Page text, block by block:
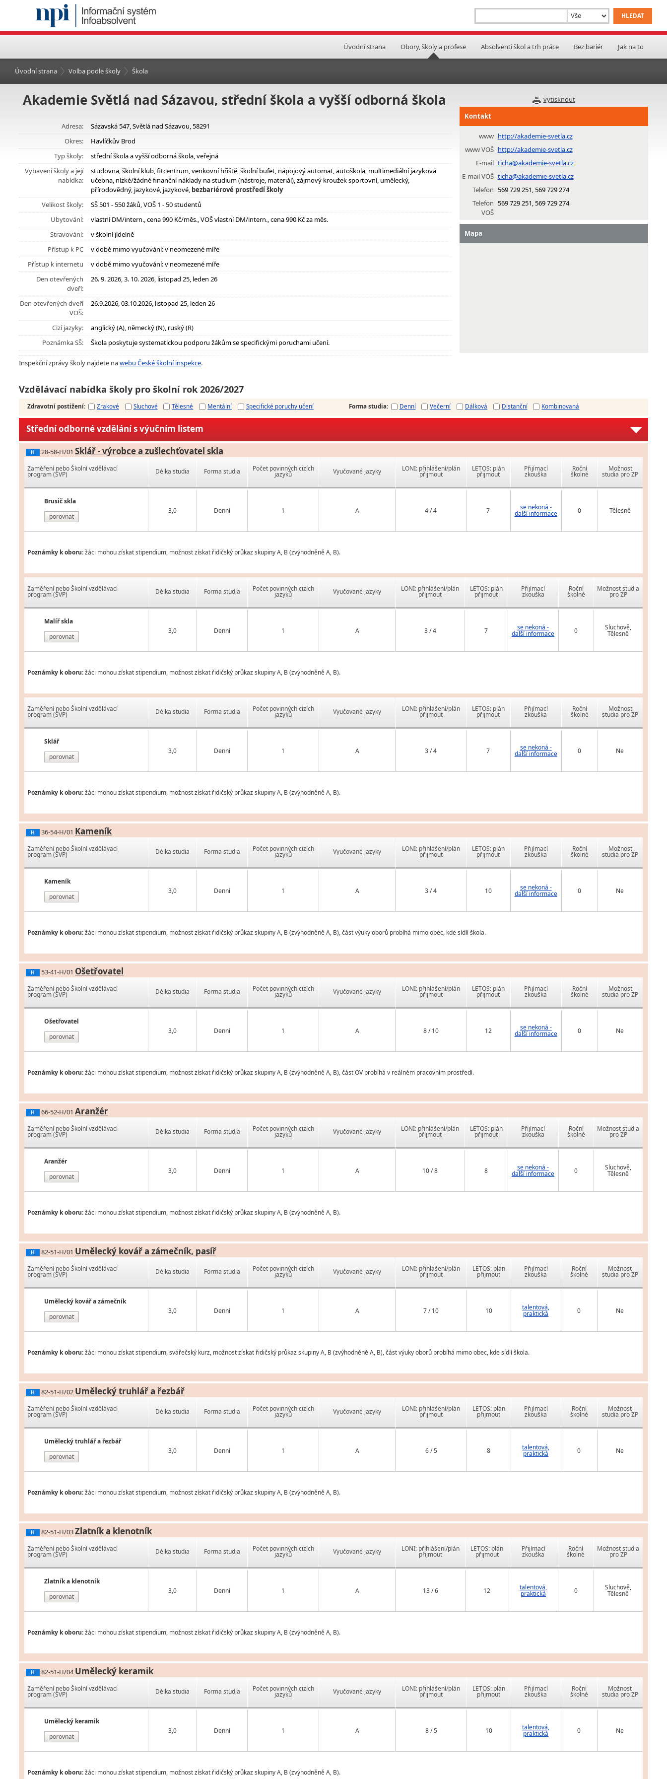
Úvodní strana Obory, školy a profese Absolventi škol a trh práce Bez bariér Jak na to
Úvodní strana Volba podle školy Škola
vytisknout
Akademie Světlá nad Sázavou, střední škola a vyšší odborná škola
Adresa:
Sázavská 547, Světlá nad Sázavou, 58291
Okres:
Havlíčkův Brod
Typ školy:
střední škola a vyšší odborná škola, veřejná
Vybavení školy a její
nabídka:
studovna, školní klub, fitcentrum, venkovní hřiště, školní bufet, nápojový automat, autoškola, multimediální jazyková
učebna, nízké/žádné finanční náklady na studium (nástroje, materiál), zájmový kroužek sportovní, umělecký,
přírodovědný, jazykové, jazykové, bezbariérové prostředí školy
Velikost školy:
SŠ 501 - 550 žáků, VOŠ 1 - 50 studentů
Ubytování:
vlastní DM/intern., cena 990 Kč/měs., VOŠ vlastní DM/intern., cena 990 Kč za měs.
Stravování:
v školní jídelně
Přístup k PC
v době mimo vyučování: v neomezené míře
Přístup k internetu
v době mimo vyučování: v neomezené míře
Den otevřených
dveří:
26. 9. 2026, 3. 10. 2026, listopad 25, leden 26
Den otevřených dveří
VOŠ:
26.9.2026, 03.10.2026, listopad 25, leden 26
Cizí jazyky:
anglický (A), německý (N), ruský (R)
Poznámka SŠ:
Škola poskytuje systematickou podporu žákům se specifickými poruchami učení.
Inspekční zprávy školy najdete nawebu České školní inspekce.
Kontakt
www http://akademie-svetla.cz
www VOŠ http://akademie-svetla.cz
E-mail ticha@akademie-svetla.cz
E-mail VOŠ ticha@akademie-svetla.cz
Telefon 569 729 251, 569 729 274
Telefon
VOŠ
569 729 251, 569 729 274
Mapa
Vzdělávací nabídka školy pro školní rok 2026/2027
Zdravotní postižení: Zrakové Sluchové Tělesné Mentální Specifické poruchy učení Forma studia: Denní Večerní Dálková Distanční Kombinovaná
Střední odborné vzdělání s výučním listem
H 28-58-H/01 Sklář - výrobce a zušlechťovatel skla
Zaměření nebo Školní vzdělávací
program (ŠVP)
Brusič skla
porovnat
Délka studia Forma studia Počet povinných cizích
jazyků Vyučované jazyky
3,0 Denní 1 A
LONI: přihlášení/plán
přijmout
LETOS: plán
přijmout
Přijímací
zkouška
Roční
školné
Možnost
studia pro ZP
4 / 4 7 se nekoná -
další informace 0 Tělesně
Poznámky k oboru:žáci mohou získat stipendium, možnost získat řidičský průkaz skupiny A, B (zvýhodněně A, B).
Zaměření nebo Školní vzdělávací
program (ŠVP)
Malíř skla
porovnat
Délka studia Forma studia Počet povinných cizích
jazyků Vyučované jazyky
3,0 Denní 1 A
LONI: přihlášení/plán
přijmout
LETOS: plán
přijmout
Přijímací
zkouška
Roční
školné
Možnost studia
pro ZP
3 / 4 7 se nekoná -
další informace 0 Sluchově,
Tělesně
Poznámky k oboru:žáci mohou získat stipendium, možnost získat řidičský průkaz skupiny A, B (zvýhodněně A, B).
Zaměření nebo Školní vzdělávací
program (ŠVP)
Sklář
porovnat
Délka studia Forma studia Počet povinných cizích
jazyků Vyučované jazyky
3,0 Denní 1 A
LONI: přihlášení/plán
přijmout
LETOS: plán
přijmout
Přijímací
zkouška
Roční
školné
Možnost
studia pro ZP
3 / 4 7 se nekoná -
další informace 0 Ne
Poznámky k oboru:žáci mohou získat stipendium, možnost získat řidičský průkaz skupiny A, B (zvýhodněně A, B).
H 36-54-H/01 Kameník
Zaměření nebo Školní vzdělávací
program (ŠVP)
Kameník
porovnat
Délka studia Forma studia Počet povinných cizích
jazyků Vyučované jazyky
3,0 Denní 1 A
LONI: přihlášení/plán
přijmout
LETOS: plán
přijmout
Přijímací
zkouška
Roční
školné
Možnost
studia pro ZP
3 / 4 10 se nekoná -
další informace 0 Ne
Poznámky k oboru:žáci mohou získat stipendium, možnost získat řidičský průkaz skupiny A, B (zvýhodněně A, B), část výuky oborů probíhá mimo obec, kde sídlí škola.
H 53-41-H/01 Ošetřovatel
Zaměření nebo Školní vzdělávací
program (ŠVP)
Ošetřovatel
porovnat
Délka studia Forma studia Počet povinných cizích
jazyků Vyučované jazyky
3,0 Denní 1 A
LONI: přihlášení/plán
přijmout
LETOS: plán
přijmout
Přijímací
zkouška
Roční
školné
Možnost
studia pro ZP
8 / 10 12 se nekoná -
další informace 0 Ne
Poznámky k oboru:žáci mohou získat stipendium, možnost získat řidičský průkaz skupiny A, B (zvýhodněně A, B), část OV probíhá v reálném pracovním prostředí.
H 66-52-H/01 Aranžér
Zaměření nebo Školní vzdělávací
program (ŠVP)
Aranžér
porovnat
Délka studia Forma studia Počet povinných cizích
jazyků Vyučované jazyky
3,0 Denní 1 A
LONI: přihlášení/plán
přijmout
LETOS: plán
přijmout
Přijímací
zkouška
Roční
školné
Možnost studia
pro ZP
10 / 8 8 se nekoná -
další informace 0 Sluchově,
Tělesně
Poznámky k oboru:žáci mohou získat stipendium, možnost získat řidičský průkaz skupiny A, B (zvýhodněně A, B).
H 82-51-H/01 Umělecký kovář a zámečník, pasíř
Zaměření nebo Školní vzdělávací
program (ŠVP)
Umělecký kovář a zámečník
porovnat
Délka studia Forma studia Počet povinných cizích
jazyků Vyučované jazyky
3,0 Denní 1 A
LONI: přihlášení/plán
přijmout
LETOS: plán
přijmout
Přijímací
zkouška
Roční
školné
Možnost
studia pro ZP
7 / 10 10 talentová,
praktická 0 Ne
Poznámky k oboru:žáci mohou získat stipendium, svářečský kurz, možnost získat řidičský průkaz skupiny A, B (zvýhodněně A, B), část výuky oborů probíhá mimo obec, kde sídlí škola.
H 82-51-H/02 Umělecký truhlář a řezbář
Zaměření nebo Školní vzdělávací
program (ŠVP)
Umělecký truhlář a řezbář
porovnat
Délka studia Forma studia Počet povinných cizích
jazyků Vyučované jazyky
3,0 Denní 1 A
LONI: přihlášení/plán
přijmout
LETOS: plán
přijmout
Přijímací
zkouška
Roční
školné
Možnost
studia pro ZP
6 / 5 8 talentová,
praktická 0 Ne
Poznámky k oboru:žáci mohou získat stipendium, možnost získat řidičský průkaz skupiny A, B (zvýhodněně A, B).
H 82-51-H/03Zlatník a klenotník
Zaměření nebo Školní vzdělávací
program (ŠVP)
Zlatník a klenotník
porovnat
Délka studia Forma studia Počet povinných cizích
jazyků Vyučované jazyky
3,0 Denní 1 A
LONI: přihlášení/plán
přijmout
LETOS: plán
přijmout
Přijímací
zkouška
Roční
školné
Možnost studia
pro ZP
13 / 6 12 talentová,
praktická 0 Sluchově,
Tělesně
Poznámky k oboru:žáci mohou získat stipendium, možnost získat řidičský průkaz skupiny A, B (zvýhodněně A, B).
H 82-51-H/04 Umělecký keramik
Zaměření nebo Školní vzdělávací
program (ŠVP)
Umělecký keramik
porovnat
Délka studia Forma studia Počet povinných cizích
jazyků Vyučované jazyky
3,0 Denní 1 A
LONI: přihlášení/plán
přijmout
LETOS: plán
přijmout
Přijímací
zkouška
Roční
školné
Možnost
studia pro ZP
8 / 5 10 talentová,
praktická 0 Ne
Poznámky k oboru:žáci mohou získat stipendium, možnost získat řidičský průkaz skupiny A, B (zvýhodněně A, B).